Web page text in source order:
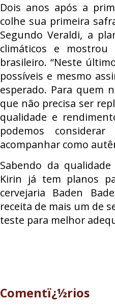
Dois anos após a
colhe sua primeira
Segundo Veraldi, a
climáticos e
brasileiro. “Neste
possíveis e mesmo
esperado. Para quem
que não precisa ser
qualidade e
podemos
acompanhar como
Sabendo da
Kirin já tem planos
cervejaria Baden
receita de mais um de
teste para melhor
Comentï¿½rios